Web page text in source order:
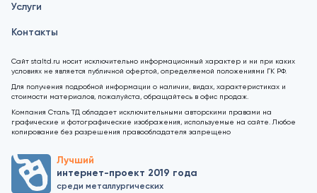
Услуги
Контакты
Сайт staltd.ru носит исключительно информационный характер и ни при каких
условиях не является публичной офертой, определяемой положениями ГК РФ.
Для получения подробной информации о наличии, видах, характеристиках и
стоимости материалов, пожалуйста, обращайтесь в офис продаж.
Компания Сталь ТД обладает исключительными авторскими правами на
графические и фотографические изображения, используемые на сайте. Любое
копирование без разрешения правообладателя запрещено
Лучший
интернет-проект 2019 года
среди металлургических